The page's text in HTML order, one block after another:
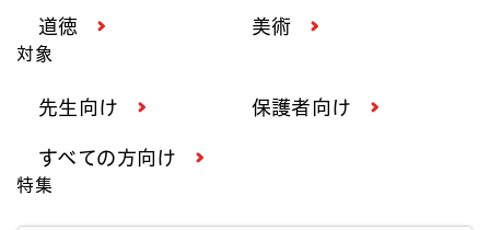
道徳 美術
対象
先生向け 保護者向け
すべての方向け
特集